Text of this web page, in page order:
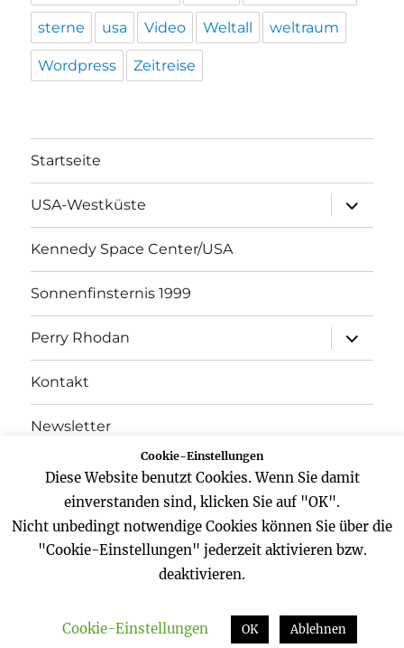
sterne usa Video Weltall weltraum
Wordpress Zeitreise
Startseite
USA-Westküste
öffnen
Kennedy Space Center/USA
Sonnenfinsternis 1999
Perry Rhodan
öffnen
Kontakt
Newsletter
Datenschutz
FacebookTwitterYouTube
Zeitreisender Datenschutz
Stolz präsentiert von
Cookie-Einstellungen
Diese Website benutzt Cookies. Wenn Sie damit
einverstanden sind, klicken Sie auf "OK".
Nicht unbedingt notwendige Cookies können Sie über die
"Cookie-Einstellungen" jederzeit aktivieren bzw.
deaktivieren.
Cookie-Einstellungen OK Ablehnen